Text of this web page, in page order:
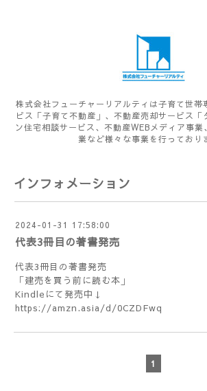
株式会社フューチャーリアルティは子育て世帯
ビス「子育て不動産」、不動産売却サービス「
ン住宅相談サービス、不動産WEBメディア事
業など様々な事業を行っており
インフォメーション
2024-01-31 17:58:00
代表3冊目の著書発売
代表3冊目の著書発売
「建売を買う前に読む本」
Kindleにて発売中↓
https://amzn.asia/d/0CZDFwq
1